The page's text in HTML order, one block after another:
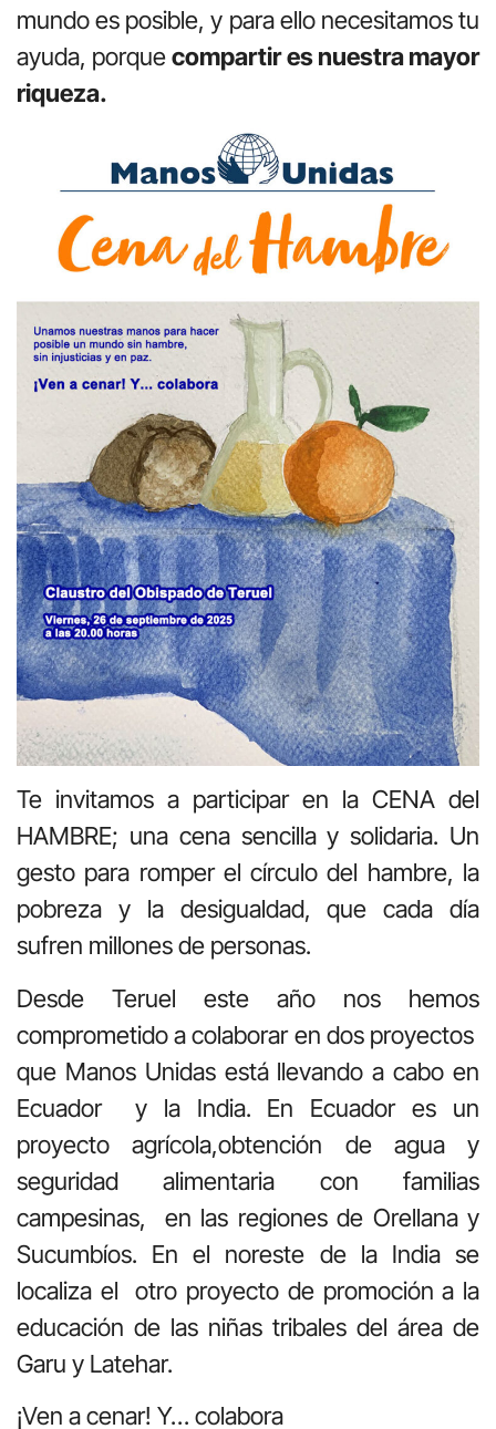
mundo es posible, y para ello necesitamos tu
ayuda, porquecompartir es nuestra mayor
riqueza.
Te invitamos a participar en la CENA del
HAMBRE; una cena sencilla y solidaria. Un
gesto para romper el círculo del hambre, la
pobreza y la desigualdad, que cada día
sufren millones de personas.
Desde Teruel este año nos hemos
comprometido a colaborar en dos proyectos
que Manos Unidas está llevando a cabo en
Ecuador
y la India. En Ecuador es un
proyecto agrícola,obtención de agua y
seguridad alimentaria con familias
campesinas,
en las regiones de Orellana y
Sucumbíos. En el noreste de la India se
localiza el
otro proyecto de promoción a la
educación de las niñas tribales del área de
Garu y Latehar.
¡Ven a cenar! Y… colabora